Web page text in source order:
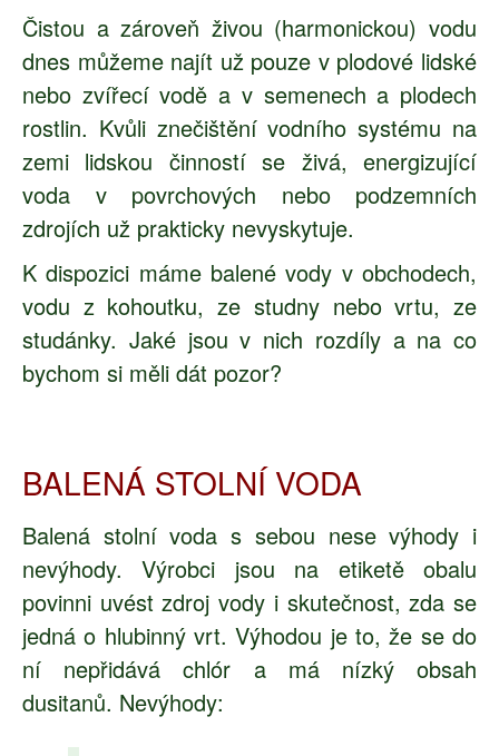
Čistou a zároveň živou (harmonickou) vodu
dnes můžeme najít už pouze v plodové lidské
nebo zvířecí vodě a v semenech a plodech
rostlin. Kvůli znečištění vodního systému na
zemi lidskou činností se živá, energizující
voda v povrchových nebo podzemních
zdrojích už prakticky nevyskytuje.
K dispozici máme balené vody v obchodech,
vodu z kohoutku, ze studny nebo vrtu, ze
studánky. Jaké jsou v nich rozdíly a na co
bychom si měli dát pozor?
BALENÁ STOLNÍ VODA
Balená stolní voda s sebou nese výhody i
nevýhody. Výrobci jsou na etiketě obalu
povinni uvést zdroj vody i skutečnost, zda se
jedná o hlubinný vrt. Výhodou je to, že se do
ní nepřidává chlór a má nízký obsah
dusitanů. Nevýhody: